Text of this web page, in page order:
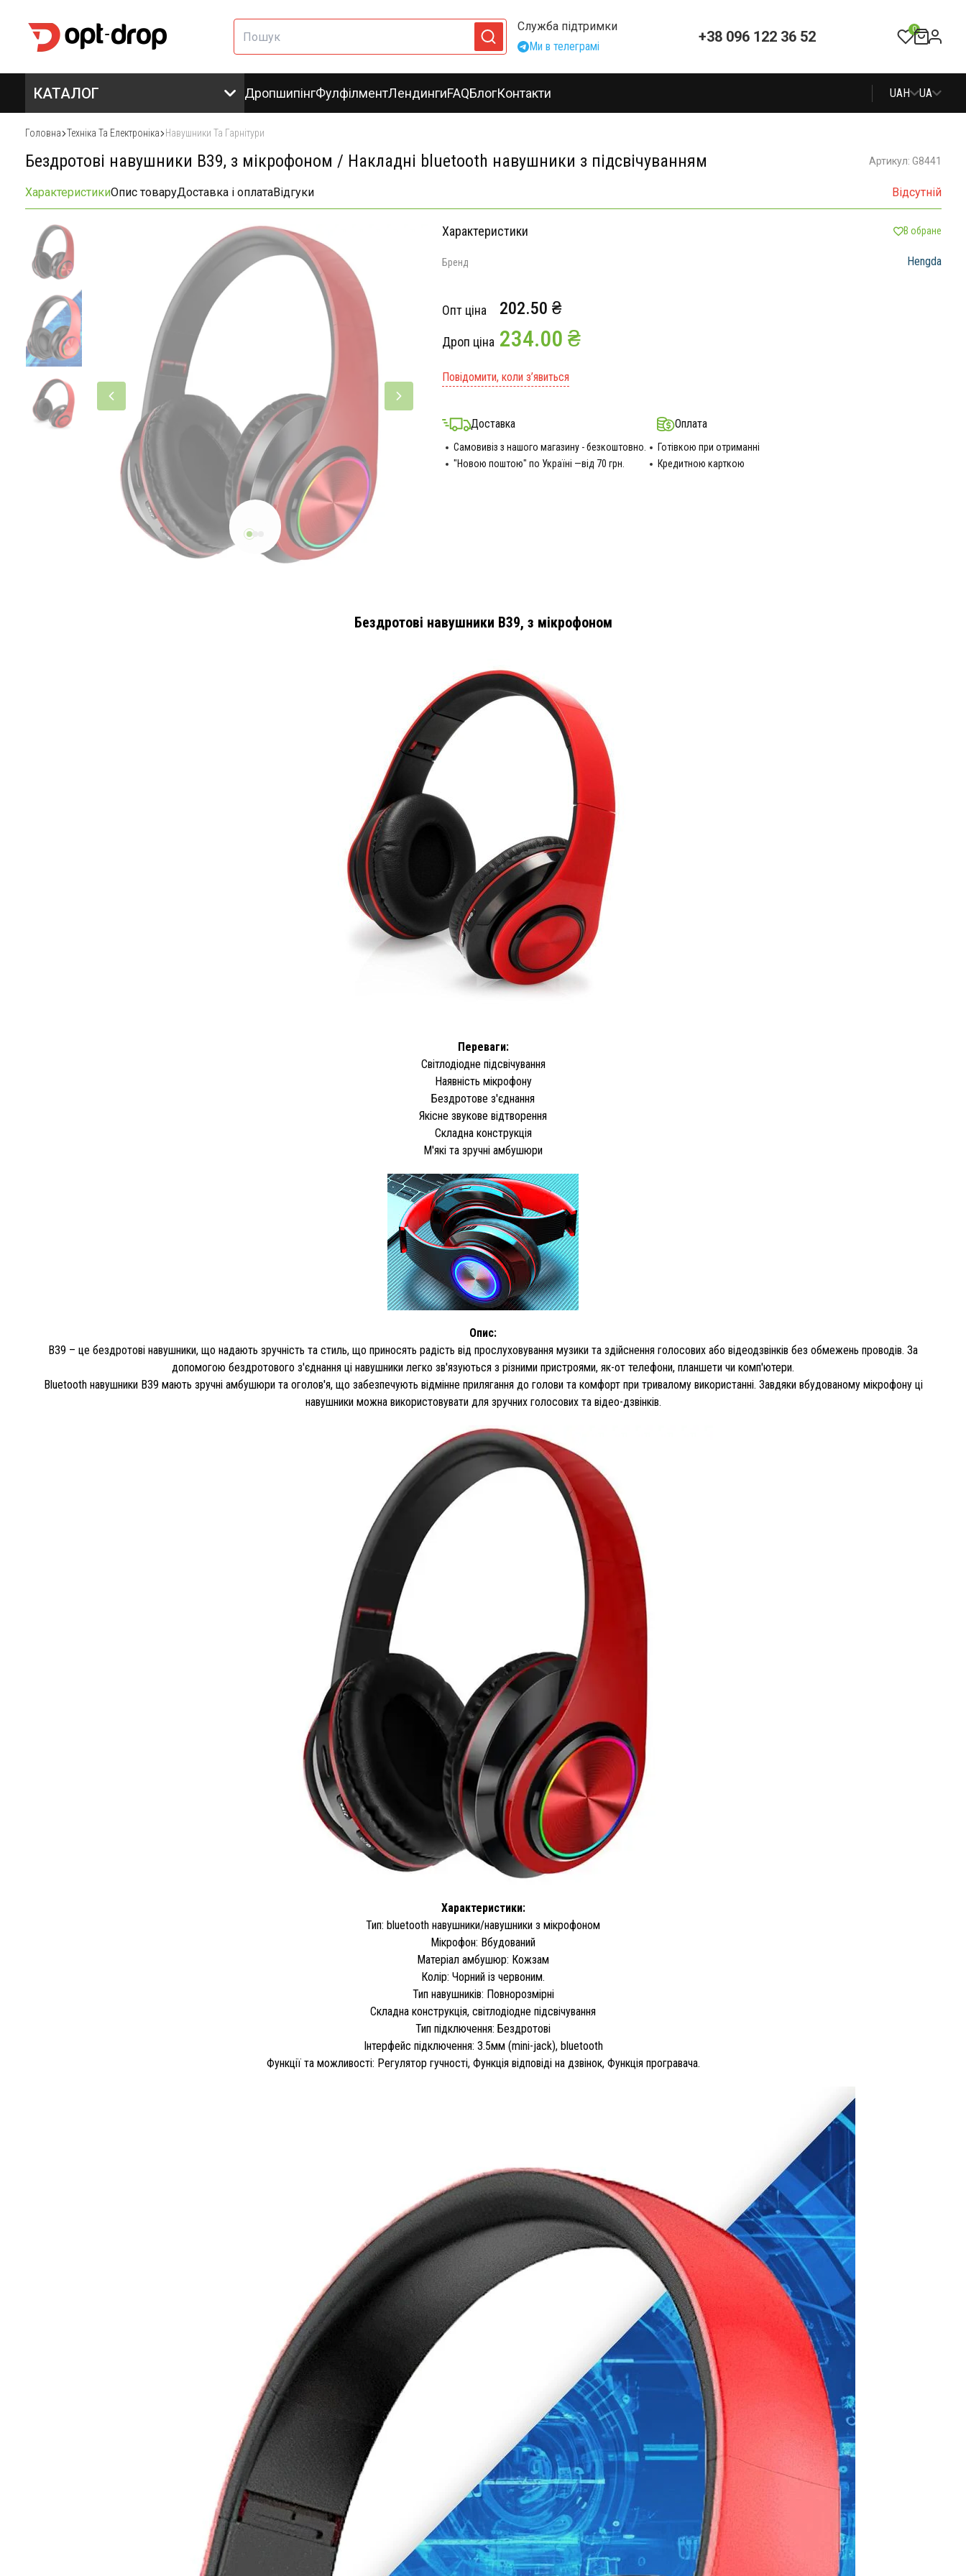
Служба підтримки
Ми в телеграмі
+38 096 122 36 52 0
КАТАЛОГ ДропшипінгФулфілментЛендингиFAQБлогКонтакти UAH UA
Головна Техніка Та Електроніка Навушники Та Гарнітури
Бездротові навушники B39, з мікрофоном / Накладні bluetooth навушники з підсвічуванням Артикул: G8441
ХарактеристикиОпис товаруДоставка і оплатаВідгуки Відсутній
Характеристики В обране
Бренд Hengda
Опт ціна 202.50 ₴
Дроп ціна 234.00 ₴
Повідомити, коли з’явиться
Доставка
Самовивіз з нашого магазину - безкоштовно.
"Новою поштою" по Україні —від 70 грн.
Оплата
Готівкою при отриманні
Кредитною карткою
Бездротові навушники B39, з мікрофоном
Переваги:
Світлодіодне підсвічування
Наявність мікрофону
Бездротове з'єднання
Якісне звукове відтворення
Складна конструкція
М'які та зручні амбушюри
Опис:
B39 – це бездротові навушники, що надають зручність та стиль, що приносять радість від прослуховування музики та здійснення голосових або відеодзвінків без обмежень проводів. За
допомогою бездротового з'єднання ці навушники легко зв'язуються з різними пристроями, як-от телефони, планшети чи комп'ютери.
Bluetooth навушники B39 мають зручні амбушюри та оголов'я, що забезпечують відмінне прилягання до голови та комфорт при тривалому використанні. Завдяки вбудованому мікрофону ці
навушники можна використовувати для зручних голосових та відео-дзвінків.
Характеристики:
Тип: bluetooth навушники/навушники з мікрофоном
Мікрофон: Вбудований
Матеріал амбушюр: Кожзам
Колір: Чорний із червоним.
Тип навушників: Повнорозмірні
Складна конструкція, світлодіодне підсвічування
Тип підключення: Бездротові
Інтерфейс підключення: 3.5мм (mini-jack), bluetooth
Функції та можливості: Регулятор гучності, Функція відповіді на дзвінок, Функція програвача.